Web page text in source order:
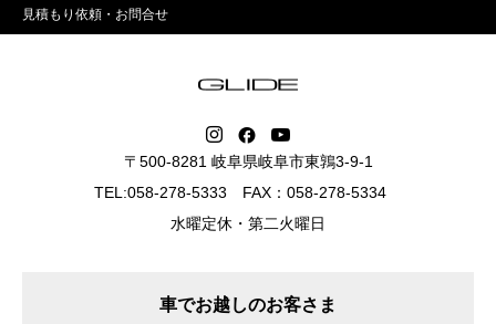
見積もり依頼・お問合せ
〒500-8281 岐阜県岐阜市東鶉3-9-1
TEL:058-278-5333 FAX：058-278-5334
水曜定休・第二火曜日
車でお越しのお客さま